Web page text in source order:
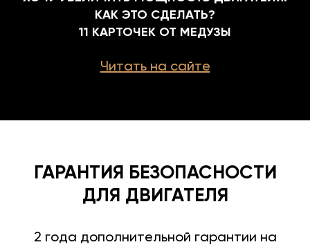
КАК ЭТО СДЕЛАТЬ?
11 КАРТОЧЕК ОТ МЕДУЗЫ
Читать на сайте
ГАРАНТИЯ БЕЗОПАСНОСТИ
ДЛЯ ДВИГАТЕЛЯ
2 года дополнительной гарантии на